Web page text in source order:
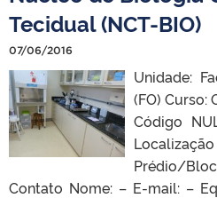
Tecidual (NCT-BIO)
07/06/2016
Unidade:
(FO)
Código
Prédio/
Contato Nome: – E-mail: –